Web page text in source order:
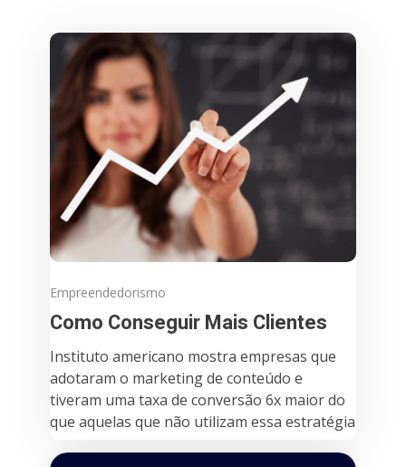
Empreendedorismo
Como Conseguir Mais Clientes
Instituto americano mostra empresas que
adotaram o marketing de conteúdo e
tiveram uma taxa de conversão 6x maior do
que aquelas que não utilizam essa estratégia